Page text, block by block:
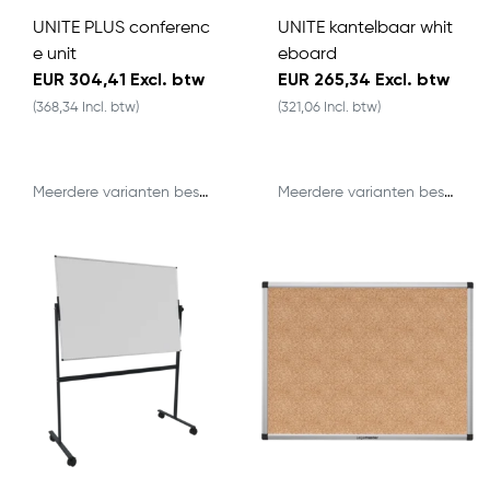
UNITE PLUS conferenc
e unit
EUR 304,41 Excl. btw
(368,34 Incl. btw)
Meerdere varianten beschikbaar
UNITE kantelbaar whit
eboard
EUR 265,34 Excl. btw
(321,06 Incl. btw)
Meerdere varianten beschikbaar